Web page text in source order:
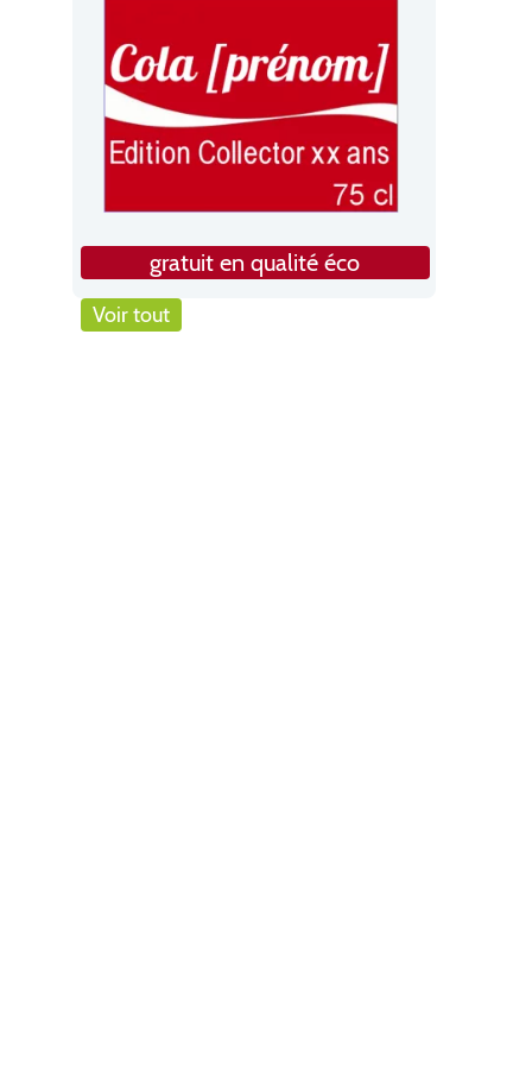
gratuit en qualité éco
Voir tout